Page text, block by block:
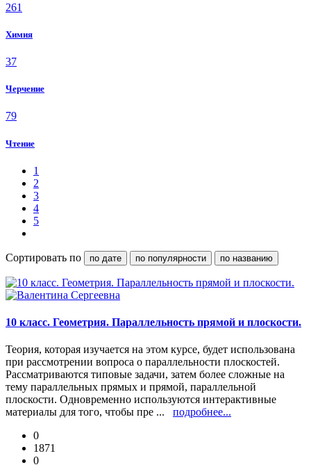
261
Химия
37
Черчение
79
Чтение
1
2
3
4
5
Сортировать по по дате по популярности по названию
10 класс. Геометрия. Параллельность прямой и плоскости.
Теория, которая изучается на этом курсе, будет использована
при рассмотрении вопроса о параллельности плоскостей.
Рассматриваются типовые задачи, затем более сложные на
тему параллельных прямых и прямой, параллельной
плоскости. Одновременно используются интерактивные
материалы для того, чтобы пре ... подробнее...
0
1871
0